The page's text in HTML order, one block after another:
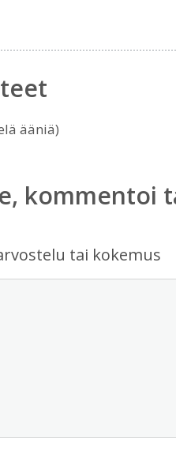
ääniä)
kommentoi
tai kokemus